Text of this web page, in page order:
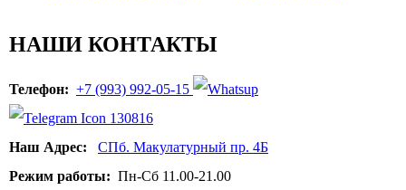
НАШИ КОНТАКТЫ
Телефон: +7 (993) 992-05-15
Наш Адрес: СПб. Макулатурный пр. 4Б
Режим работы: Пн-Сб 11.00-21.00